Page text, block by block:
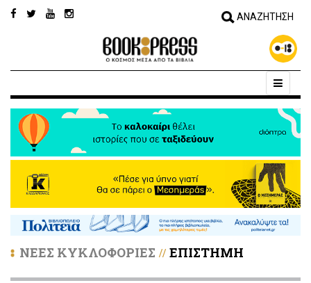
ΝΕΕΣ ΚΥΚΛΟΦΟΡΙΕΣ // ΕΠΙΣΤΗΜΗ